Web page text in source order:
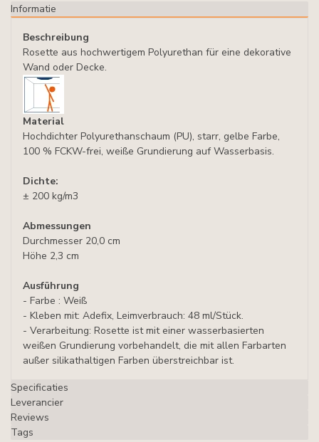
Informatie
Beschreibung
Rosette aus hochwertigem Polyurethan für eine dekorative
Wand oder Decke.
Material
Hochdichter Polyurethanschaum (PU), starr, gelbe Farbe,
100 % FCKW-frei, weiße Grundierung auf Wasserbasis.
Dichte:
± 200 kg/m3
Abmessungen
Durchmesser 20,0 cm
Höhe 2,3 cm
Ausführung
- Farbe : Weiß
- Kleben mit: Adefix, Leimverbrauch: 48 ml/Stück.
- Verarbeitung: Rosette ist mit einer wasserbasierten
weißen Grundierung vorbehandelt, die mit allen Farbarten
außer silikathaltigen Farben überstreichbar ist.
Specificaties
Leverancier
Reviews
Tags